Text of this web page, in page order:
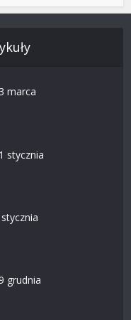
marca
stycznia
grudnia